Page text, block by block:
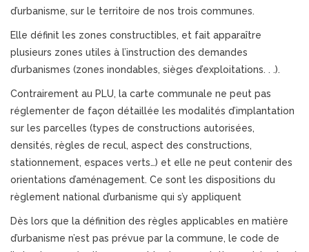
d’urbanisme, sur le territoire de nos trois communes.
Elle définit les zones constructibles, et fait apparaître
plusieurs zones utiles à l’instruction des demandes
d’urbanismes (zones inondables, sièges d’exploitations. . .).
Contrairement au PLU, la carte communale ne peut pas
réglementer de façon détaillée les modalités d’implantation
sur les parcelles (types de constructions autorisées,
densités, règles de recul, aspect des constructions,
stationnement, espaces verts…) et elle ne peut contenir des
orientations d’aménagement. Ce sont les dispositions du
règlement national d’urbanisme qui s’y appliquent
Dès lors que la définition des règles applicables en matière
d’urbanisme n’est pas prévue par la commune, le code de